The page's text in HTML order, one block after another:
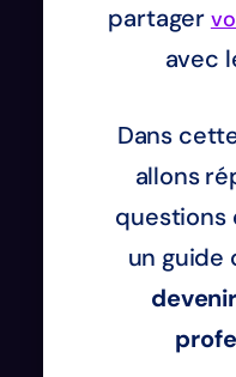
partager
avec
Dans
allons
questions
un guide